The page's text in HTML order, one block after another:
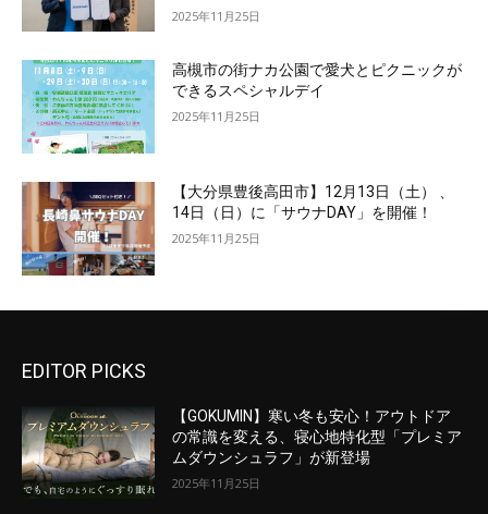
2025年11月25日
高槻市の街ナカ公園で愛犬とピクニックが
できるスペシャルデイ
2025年11月25日
【大分県豊後高田市】12月13日（土） 、
14日（日）に「サウナDAY」を開催！
2025年11月25日
EDITOR PICKS
【GOKUMIN】寒い冬も安心！アウトドア
の常識を変える、寝心地特化型「プレミア
ムダウンシュラフ」が新登場
2025年11月25日